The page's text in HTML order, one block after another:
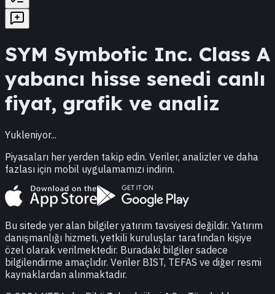
SYM Symbotic Inc. Class A
yabancı hisse senedi canlı
fiyat, grafik ve analiz
Yukleniyor...
Piyasaları her yerden takip edin. Veriler, analizler ve daha
fazlası için mobil uygulamamızı indirin.
Bu sitede yer alan bilgiler yatırım tavsiyesi değildir. Yatırım
danışmanlığı hizmeti, yetkili kuruluşlar tarafından kişiye
özel olarak verilmektedir. Buradaki bilgiler sadece
bilgilendirme amaçlıdır. Veriler BIST, TEFAS ve diğer resmi
kaynaklardan alınmaktadır.